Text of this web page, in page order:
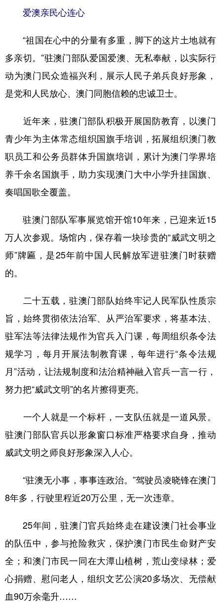
爱澳亲民心连心
“祖国在心中的分量有多重，脚下的这片土地就有
多亲切。”驻澳门部队爱国爱澳、无私奉献，以实际行
动为澳门民众造福兴利，展示人民子弟兵良好形象，
是党和人民放心、澳门同胞信赖的忠诚卫士。
近年来，驻澳门部队积极开展国防教育，以澳门
青少年为主体常态组织国旗手培训，拓展组织澳门教
职员工和公务员群体升国旗培训，累计为澳门学界培
养千余名国旗手，助力实现澳门大中小学升挂国旗、
奏唱国歌全覆盖。
驻澳门部队军事展览馆开馆10年来，已迎来近15
万人次参观。场馆内，保存着一块珍贵的“威武文明之
师”牌匾，是25年前中国人民解放军进驻澳门时获赠
的。
二十五载，驻澳门部队始终牢记人民军队性质宗
旨，始终贯彻依法治军、从严治军要求，将基本法、
驻军法等法律法规作为官兵入门课，每周组织条令法
规学习，每月开展法制教育课，每年进行“条令法规
月”活动，让法规制度和法治精神融入官兵一言一行，
努力把“威武文明”的名片擦得更亮。
一个人就是一个标杆，一支队伍就是一道风景。
驻澳门部队官兵以形象窗口标准严格要求自身，推动
威武文明之师良好形象深入人心。
“驻澳无小事，事事连政治。”驾驶员凌晓锋在澳门
8年多，行驶里程近20万公里，无一次违章。
25年间，驻澳门官兵始终走在建设澳门社会事业
的队伍中，参与抢险救灾，保护澳门市民生命财产安
全；和澳门市民一同在大潭山植树，荒山变绿林；爱
心捐赠、慰问老人，组织文艺公演20多场次、无偿献
血90万余毫升……